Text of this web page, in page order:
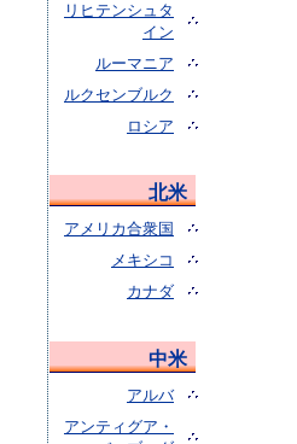
リヒテンシュタ
イン
ルーマニア
ルクセンブルク
ロシア
北米
アメリカ合衆国
メキシコ
カナダ
中米
アルバ
アンティグア・